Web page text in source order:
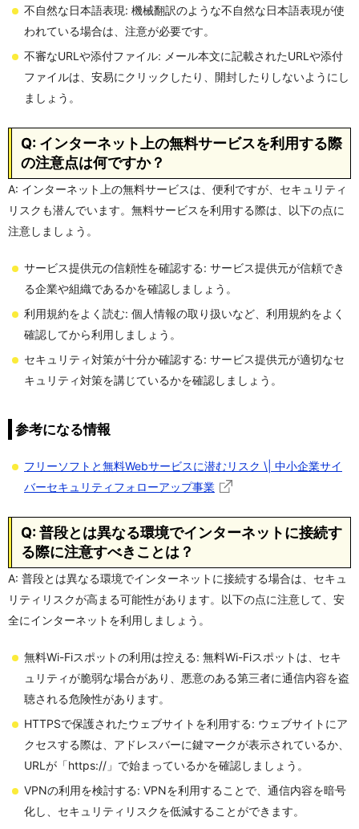
不自然な日本語表現: 機械翻訳のような不自然な日本語表現が使
われている場合は、注意が必要です。
不審なURLや添付ファイル: メール本文に記載されたURLや添付
ファイルは、安易にクリックしたり、開封したりしないようにし
ましょう。
Q: インターネット上の無料サービスを利用する際
の注意点は何ですか？
A: インターネット上の無料サービスは、便利ですが、セキュリティ
リスクも潜んでいます。無料サービスを利用する際は、以下の点に
注意しましょう。
サービス提供元の信頼性を確認する: サービス提供元が信頼でき
る企業や組織であるかを確認しましょう。
利用規約をよく読む: 個人情報の取り扱いなど、利用規約をよく
確認してから利用しましょう。
セキュリティ対策が十分か確認する: サービス提供元が適切なセ
キュリティ対策を講じているかを確認しましょう。
参考になる情報
フリーソフトと無料Webサービスに潜むリスク \| 中小企業サイ
バーセキュリティフォローアップ事業
Q: 普段とは異なる環境でインターネットに接続す
る際に注意すべきことは？
A: 普段とは異なる環境でインターネットに接続する場合は、セキュ
リティリスクが高まる可能性があります。以下の点に注意して、安
全にインターネットを利用しましょう。
無料Wi-Fiスポットの利用は控える: 無料Wi-Fiスポットは、セキ
ュリティが脆弱な場合があり、悪意のある第三者に通信内容を盗
聴される危険性があります。
HTTPSで保護されたウェブサイトを利用する: ウェブサイトにア
クセスする際は、アドレスバーに鍵マークが表示されているか、
URLが「https://」で始まっているかを確認しましょう。
VPNの利用を検討する: VPNを利用することで、通信内容を暗号
化し、セキュリティリスクを低減することができます。